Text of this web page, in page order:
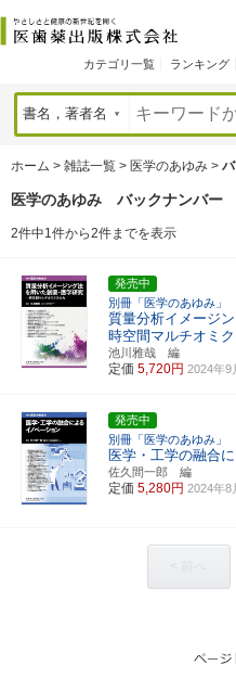
カテゴリ一覧 ランキング
ホーム > 雑誌一覧 > 医学のあゆみ >
医学のあゆみ バックナンバー
2件中1件から2件までを表示
発売中
別冊「医学のあゆみ」
質量分析イメージ
時空間マルチオミ
池川雅哉 編
定価 5,720円 2024年9
発売中
別冊「医学のあゆみ」
医学・工学の融合
佐久間一郎 編
定価 5,280円 2024年8